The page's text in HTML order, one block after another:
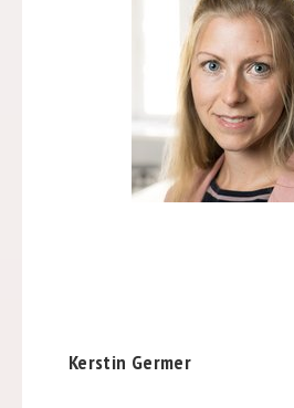
Kerstin Germer